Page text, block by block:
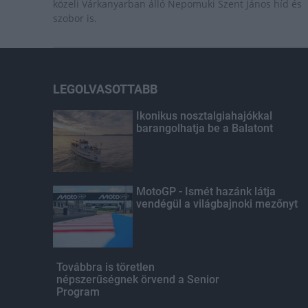
közeli Várkanyarban álló Nepomuki Szent János híd és
szobor is.
LEGOLVASOTTABB
Ikonikus nosztalgiahajókkal
barangolhatja be a Balatont
MotoGP - Ismét hazánk látja
vendégül a világbajnoki mezőnyt
Továbbra is töretlen
népszerűségnek örvend a Senior
Program